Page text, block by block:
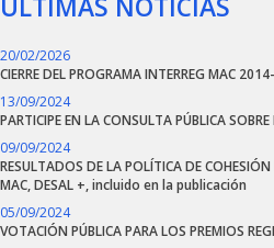
ÚLTIMAS NOTICIAS
20/02/2026
CIERRE DEL PROGRAMA INTERREG MAC
13/09/2024
PARTICIPE EN LA CONSULTA PÚBLICA
09/09/2024
RESULTADOS DE LA POLÍTICA DE
MAC, DESAL +, incluido en la publicación
05/09/2024
VOTACIÓN PÚBLICA PARA LOS PREMIOS